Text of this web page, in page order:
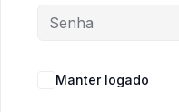
Manter logado